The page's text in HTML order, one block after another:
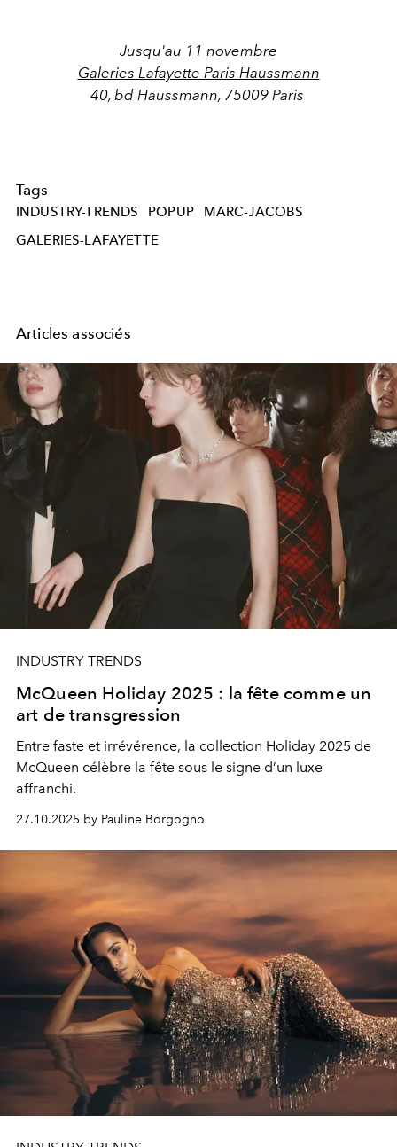
Jusqu'au 11 novembre
Galeries Lafayette Paris Haussmann
40, bd Haussmann, 75009 Paris
Tags
INDUSTRY-TRENDS POPUP
MARC-JACOBS
GALERIES-LAFAYETTE
Articles associés
INDUSTRY TRENDS
McQueen Holiday 2025 : la fête comme un
art de transgression
Entre faste et irrévérence, la collection Holiday 2025 de
McQueen célèbre la fête sous le signe d’un luxe
affranchi.
27.10.2025 by Pauline Borgogno